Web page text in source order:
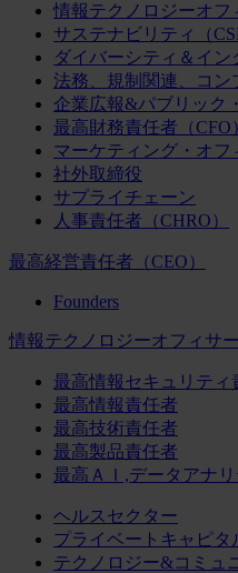
情報テクノロジーオフ
サステナビリティ（
ダイバーシティ＆イン
法務、規制関連、コン
企業広報&パブリック
最高財務責任者（CFO
マーケティング・オフ
社外取締役
サプライチェーン
人事責任者（CHRO）
最高経営責任者（CEO）
Founders
情報テクノロジーオフィサー
最高情報セキュリティ
最高情報責任者
最高技術責任者
最高製品責任者
最高ＡＩ,データアナ
ヘルスセクター
プライベートキャピタ
テクノロジー&コミュ